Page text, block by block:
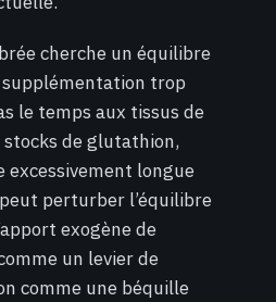
cherche un équilibre
trop
le temps aux tissus de
de glutathion,
excessivement longue
perturber l’équilibre
exogène de
un levier de
comme une béquille